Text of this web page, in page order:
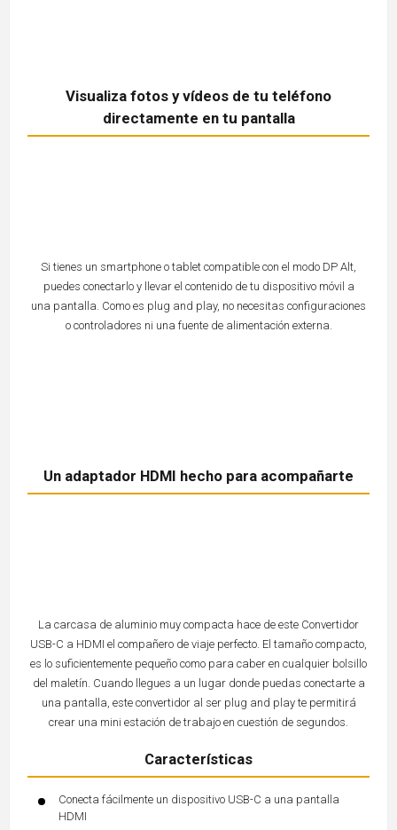
Visualiza fotos y vídeos de tu teléfono
directamente en tu pantalla
Si tienes un smartphone o tablet compatible con el modo DP Alt,
puedes conectarlo y llevar el contenido de tu dispositivo móvil a
una pantalla. Como es plug and play, no necesitas configuraciones
o controladores ni una fuente de alimentación externa.
Un adaptador HDMI hecho para acompañarte
La carcasa de aluminio muy compacta hace de este Convertidor
USB-C a HDMI el compañero de viaje perfecto. El tamaño compacto,
es lo suficientemente pequeño como para caber en cualquier bolsillo
del maletín. Cuando llegues a un lugar donde puedas conectarte a
una pantalla, este convertidor al ser plug and play te permitirá
crear una mini estación de trabajo en cuestión de segundos.
Características
Conecta fácilmente un dispositivo USB-C a una pantalla
HDMI